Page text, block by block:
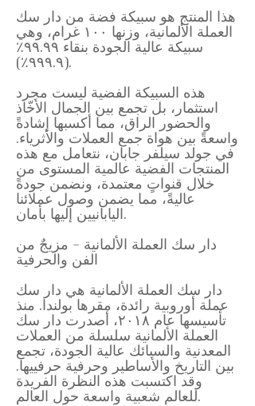
هذا المنتج هو سبيكة فضة من دار سك
العملة الألمانية، وزنها ١٠٠ غرام، وهي
سبيكة عالية الجودة بنقاء ٩٩.٩٩٪
(٩٩٩.٩٪).
هذه السبيكة الفضية ليست مجرد
استثمار، بل تجمع بين الجمال الأخّاذ
والحضور الراق، مما أكسبها إشادةً
واسعةً بين هواة جمع العملات والأثرياء.
في جولد سيلفر جابان، نتعامل مع هذه
المنتجات الفضية عالمية المستوى من
خلال قنواتٍ معتمدة، ونضمن جودةً
عاليةً، مما يضمن وصول عملائنا
اليابانيين إليها بأمان.
دار سك العملة الألمانية - مزيجٌ من
الفن والحرفية
دار سك العملة الألمانية هي دار سك
عملة أوروبية رائدة، مقرها بولندا. منذ
تأسيسها عام ٢٠١٨، أصدرت دار سك
العملة الألمانية سلسلة من العملات
المعدنية والسبائك عالية الجودة، تجمع
بين التاريخ والأساطير وحرفية حرفييها.
وقد اكتسبت هذه النظرة الفريدة
للعالم شعبية واسعة حول العالم.